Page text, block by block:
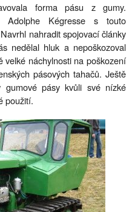
forma pásu z gumy.
Adolphe Kégresse s touto
nahradit spojovací články
nedělal hluk a nepoškozoval
velké náchylnosti na poškození
pásových tahačů. Ještě
gumové pásy kvůli své nízké
použití.